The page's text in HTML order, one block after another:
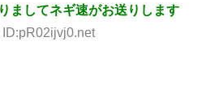
ましてネギ速がお送りします